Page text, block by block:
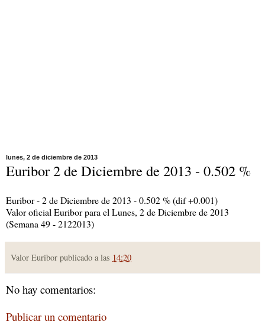
lunes, 2 de diciembre de 2013
Euribor 2 de Diciembre de 2013 - 0.502 %
Euribor - 2 de Diciembre de 2013 - 0.502 % (dif +0.001)
Valor oficial Euribor para el Lunes, 2 de Diciembre de 2013
(Semana 49 - 2122013)
Valor Euribor publicado a las 14:20
No hay comentarios:
Publicar un comentario